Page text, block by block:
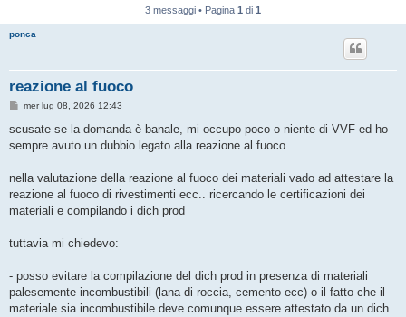
3 messaggi • Pagina 1 di 1
ponca
reazione al fuoco
M
s
a
i
o
mer lug 08, 2026 12:43
scusate se la domanda è banale, mi occupo poco o niente di VVF ed ho
sempre avuto un dubbio legato alla reazione al fuoco
nella valutazione della reazione al fuoco dei materiali vado ad attestare la
reazione al fuoco di rivestimenti ecc.. ricercando le certificazioni dei
materiali e compilando i dich prod
tuttavia mi chiedevo:
- posso evitare la compilazione del dich prod in presenza di materiali
palesemente incombustibili (lana di roccia, cemento ecc) o il fatto che il
materiale sia incombustibile deve comunque essere attestato da un dich